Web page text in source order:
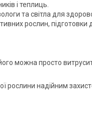
і теплиць.
та світла для
рослин, підготовки
можна просто
рослини надійним